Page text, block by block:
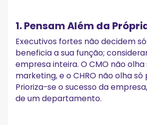
1. Pensam Além da
Executivos fortes não decidem
beneficia a sua função;
empresa inteira. O CMO não
marketing, e o CHRO não olha só
Prioriza-se o sucesso da
de um departamento.